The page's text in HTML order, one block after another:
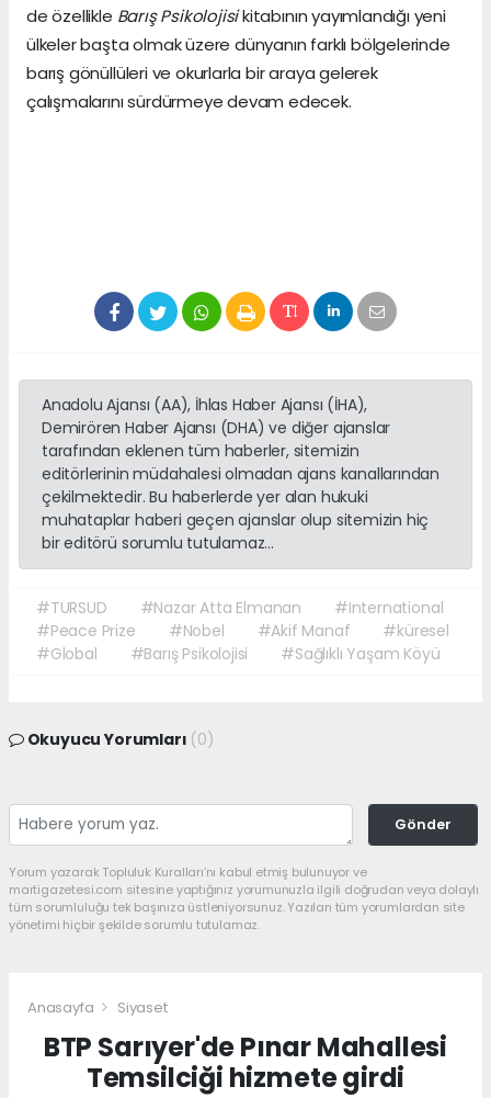
de özellikle Barış Psikolojisikitabının yayımlandığı yeni
ülkeler başta olmak üzere dünyanın farklı bölgelerinde
barış gönüllüleri ve okurlarla bir araya gelerek
çalışmalarını sürdürmeye devam edecek.
Anadolu Ajansı (AA), İhlas Haber Ajansı (İHA),
Demirören Haber Ajansı (DHA) ve diğer ajanslar
tarafından eklenen tüm haberler, sitemizin
editörlerinin müdahalesi olmadan ajans kanallarından
çekilmektedir. Bu haberlerde yer alan hukuki
muhataplar haberi geçen ajanslar olup sitemizin hiç
bir editörü sorumlu tutulamaz...
#TURSUD #Nazar Atta Elmanan
#International
#Peace Prize
#Nobel #Akif Manaf
#küresel
#Global
#Barış Psikolojisi #Sağlıklı Yaşam Köyü
Okuyucu Yorumları (0)
Gönder
Yorum yazarak Topluluk Kuralları’nı kabul etmiş bulunuyor ve
martigazetesi.com sitesine yaptığınız yorumunuzla ilgili doğrudan veya dolaylı
tüm sorumluluğu tek başınıza üstleniyorsunuz. Yazılan tüm yorumlardan site
yönetimi hiçbir şekilde sorumlu tutulamaz.
Anasayfa Siyaset
BTP Sarıyer'de Pınar Mahallesi
Temsilciği hizmete girdi